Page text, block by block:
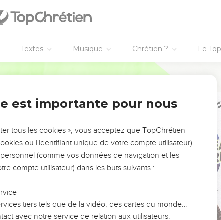
Textes Musique Chrétien ? Le Top
!
ou leur vision. Mais on voit
alors même que ce sont
sur les erreurs
afin que leurs erreurs
un groupe ou une famille,
est importante pour nous
tous les cookies », vous acceptez que TopChrétien
ou l'identifiant unique de votre compte utilisateur)
(comme vos données de navigation et les
compte utilisateur) dans les buts suivants :
tiers tels que de la vidéo, des cartes du monde…
avec notre service de relation aux utilisateurs.